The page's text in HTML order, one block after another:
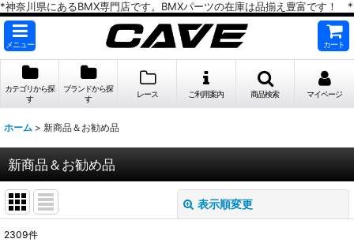
*神奈川県にあるBMX専門店です。BMXパーツの在庫は品揃え豊富です！ *
メニュー カート
カテゴリから探
す
ブランドから探
す
レース ご利用案内 商品検索 マイページ
ホーム > 新商品＆お勧め品
新商品＆お勧め品
表示順変更
2309件